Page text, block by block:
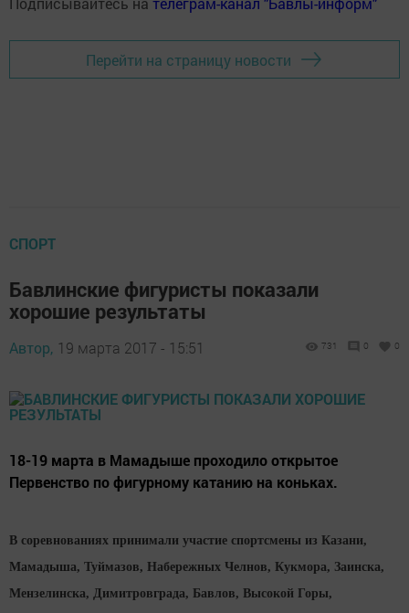
Перейти на страницу новости
СПОРТ
Бавлинские фигуристы показали
хорошие результаты
Автор, 19 марта 2017 - 15:51 731 0 0
18-19 марта в Мамадыше проходило открытое
Первенство по фигурному катанию на коньках.
В соревнованиях принимали участие спортсмены из Казани,
Мамадыша, Туймазов, Набережных Челнов, Кукмора, Заинска,
Мензелинска, Димитровграда, Бавлов, Высокой Горы,